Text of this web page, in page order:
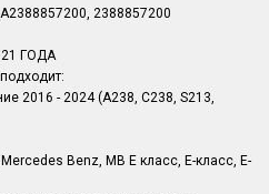
2388857200
ГОДА
2016 - 2024 (A238, C238, S213,
Benz, MB Е класс, Е-класс, E-